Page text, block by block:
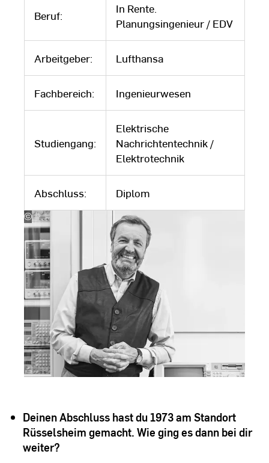
Beruf:
In Rente.
Planungsingenieur / EDV
Arbeitgeber: Lufthansa
Fachbereich: Ingenieurwesen
Studiengang:
Elektrische
Nachrichtentechnik /
Elektrotechnik
Abschluss: Diplom
©
Karsten
Thormaehlen
Deinen Abschluss hast du 1973 am Standort
Rüsselsheim gemacht. Wie ging es dann bei dir
weiter?